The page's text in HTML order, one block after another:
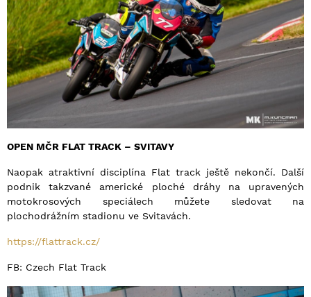
OPEN MČR FLAT TRACK – SVITAVY
Naopak atraktivní disciplína Flat track ještě nekončí. Další
podnik takzvané americké ploché dráhy na upravených
motokrosových speciálech můžete sledovat na
plochodrážním stadionu ve Svitavách.
https://flattrack.cz/
FB: Czech Flat Track